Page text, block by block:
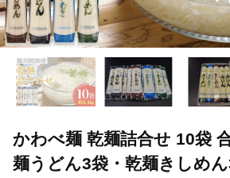
かわべ麺 乾麺詰合せ 10袋
麺うどん3袋・乾麺きしめ